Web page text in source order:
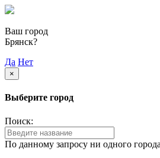
Ваш город
Брянск?
Да Нет
×
Выберите город
Поиск:
По данному запросу ни одного